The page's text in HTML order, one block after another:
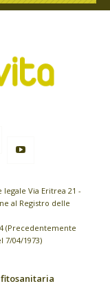
Via Eritrea 21 -
al Registro delle
(Precedentemente
7/04/1973)
fitosanitaria